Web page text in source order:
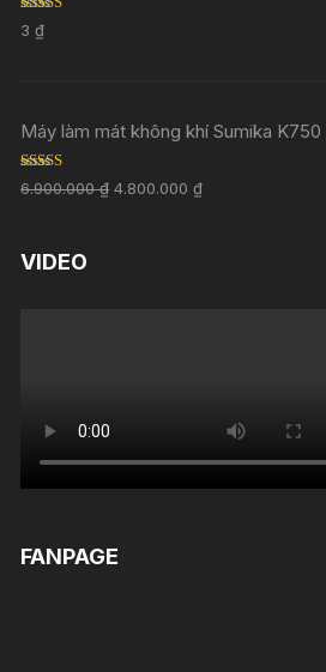
Rated
out of 5
3₫
Máy làm mát không khí Sumika K750
Rated 5.00
out of 5
6.900.000₫ 4.800.000₫
VIDEO
FANPAGE